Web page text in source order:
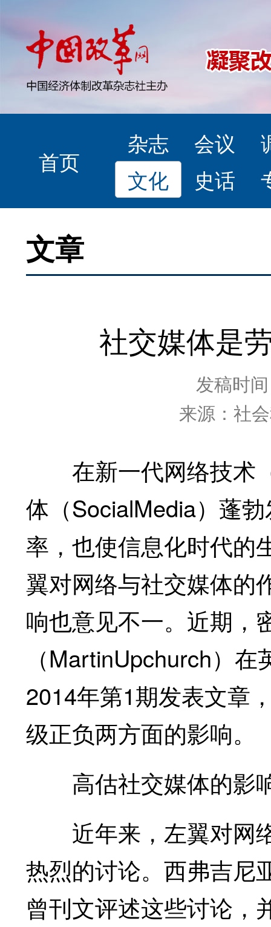
首页
杂志 会议
文化
史话
文章
社交媒体是
发稿时
来源：社
在新一代网络技术
体（SocialMedia）蓬
率，也使信息化时代的
翼对网络与社交媒体的
响也意见不一。近期，
（MartinUpchurch）
2014年第1期发表文章
级正负两方面的影响。
高估社交媒体的影
近年来，左翼对网
热烈的讨论。西弗吉尼
曾刊文评述这些讨论，